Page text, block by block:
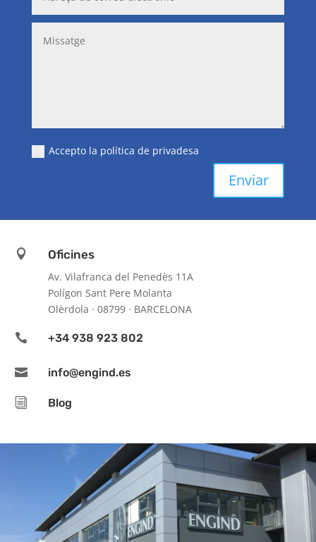
Accepto la política de privadesa
Enviar
 Oficines
Av. Vilafranca del Penedès 11A
Polígon Sant Pere Molanta
Olèrdola · 08799 · BARCELONA
 +34 938 923 802
 info@engind.es
i Blog